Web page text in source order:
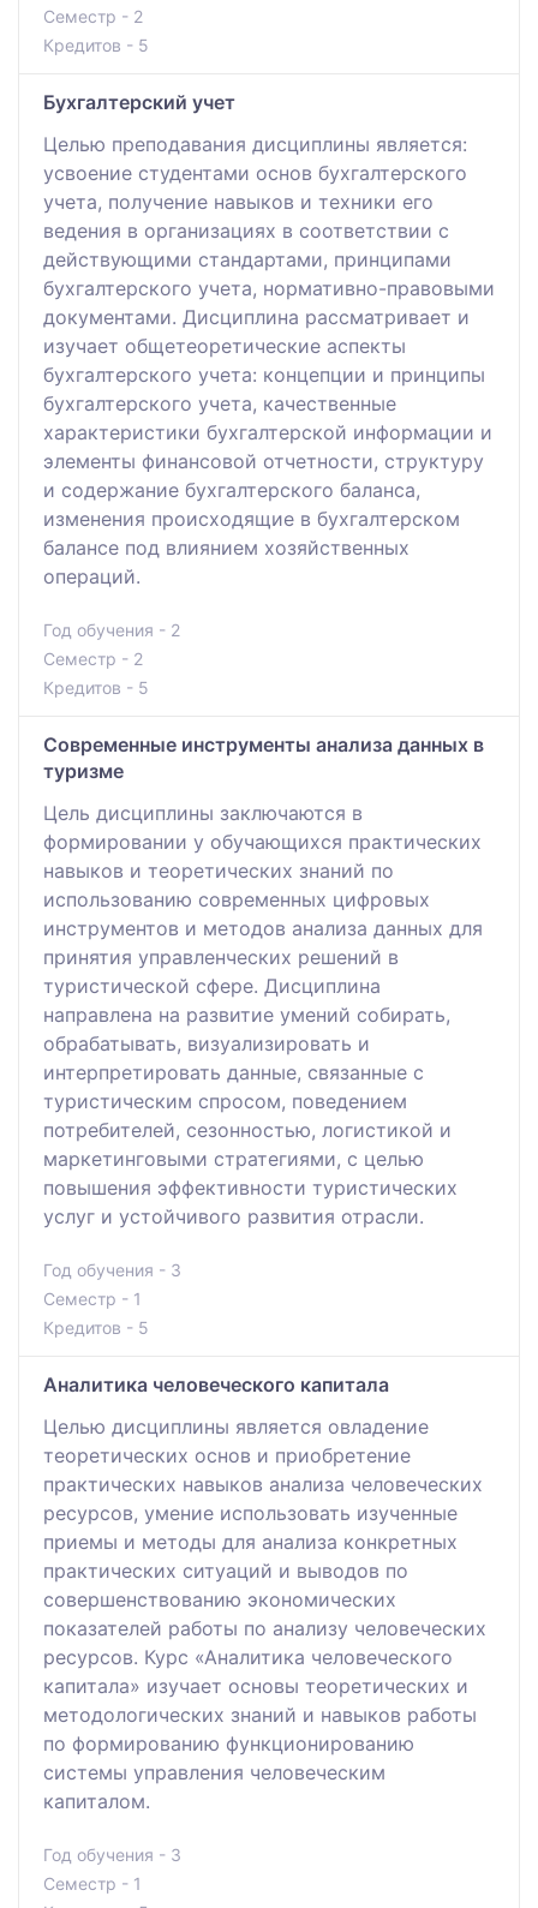
Семестр - 2
Кредитов - 5
Бухгалтерский учет
Целью преподавания дисциплины является:
усвоение студентами основ бухгалтерского
учета, получение навыков и техники его
ведения в организациях в соответствии с
действующими стандартами, принципами
бухгалтерского учета, нормативно-правовыми
документами. Дисциплина рассматривает и
изучает общетеоретические аспекты
бухгалтерского учета: концепции и принципы
бухгалтерского учета, качественные
характеристики бухгалтерской информации и
элементы финансовой отчетности, структуру
и содержание бухгалтерского баланса,
изменения происходящие в бухгалтерском
балансе под влиянием хозяйственных
операций.
Год обучения - 2
Семестр - 2
Кредитов - 5
Современные инструменты анализа данных в
туризме
Цель дисциплины заключаются в
формировании у обучающихся практических
навыков и теоретических знаний по
использованию современных цифровых
инструментов и методов анализа данных для
принятия управленческих решений в
туристической сфере. Дисциплина
направлена на развитие умений собирать,
обрабатывать, визуализировать и
интерпретировать данные, связанные с
туристическим спросом, поведением
потребителей, сезонностью, логистикой и
маркетинговыми стратегиями, с целью
повышения эффективности туристических
услуг и устойчивого развития отрасли.
Год обучения - 3
Семестр - 1
Кредитов - 5
Аналитика человеческого капитала
Целью дисциплины является овладение
теоретических основ и приобретение
практических навыков анализа человеческих
ресурсов, умение использовать изученные
приемы и методы для анализа конкретных
практических ситуаций и выводов по
совершенствованию экономических
показателей работы по анализу человеческих
ресурсов. Курс «Аналитика человеческого
капитала» изучает основы теоретических и
методологических знаний и навыков работы
по формированию функционированию
системы управления человеческим
капиталом.
Год обучения - 3
Семестр - 1